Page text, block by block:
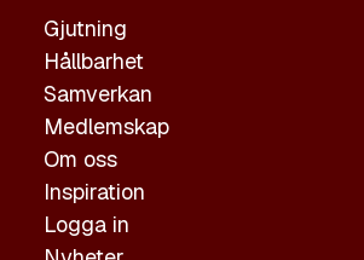
Gjutning
Hållbarhet
Samverkan
Medlemskap
Om oss
Inspiration
Logga in